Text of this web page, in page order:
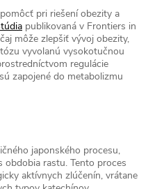
pri riešení obezity a
publikovaná v Frontiers in
môže zlepšiť vývoj obezity,
vyvolanú vysokotučnou
regulácie
zapojené do metabolizmu
japonského procesu,
obdobia rastu. Tento proces
aktívnych zlúčenín, vrátane